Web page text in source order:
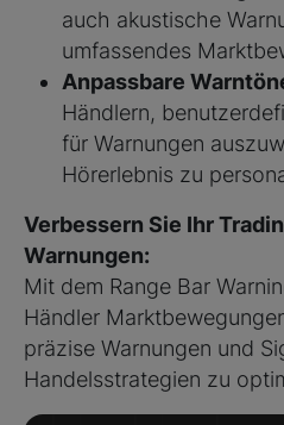
auch akustische
umfassendes
Anpassbare
Händlern,
für Warnungen
Hörerlebnis zu
Verbessern Sie Ihr
Warnungen:
Mit dem Range Bar
Händler
präzise Warnungen und
Handelsstrategien zu